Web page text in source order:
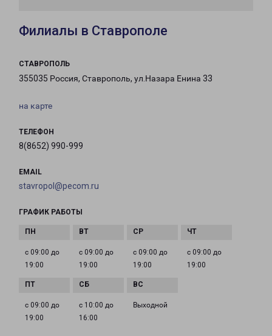
Филиалы в Ставрополе
СТАВРОПОЛЬ
355035 Россия, Ставрополь, ул.Назара Енина 33
на карте
ТЕЛЕФОН
8(8652) 990-999
EMAIL
stavropol@pecom.ru
ГРАФИК РАБОТЫ
с 09:00 до
19:00
с 09:00 до
19:00
с 09:00 до
19:00
с 09:00 до
19:00
с 09:00 до
19:00
с 10:00 до
16:00
Выходной